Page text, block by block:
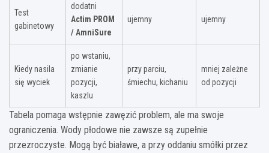
Test
gabinetowy
dodatni
Actim PROM
/ AmniSure
ujemny ujemny
Kiedy nasila
się wyciek
po wstaniu,
zmianie
pozycji,
kaszlu
przy parciu,
śmiechu, kichaniu
mniej zależne
od pozycji
Tabela pomaga wstępnie zawęzić problem, ale ma swoje
ograniczenia. Wody płodowe nie zawsze są zupełnie
przezroczyste. Mogą być białawe, a przy oddaniu smółki przez